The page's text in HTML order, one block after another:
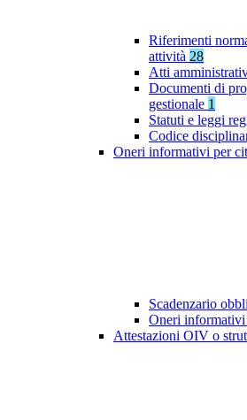
Riferimenti
attività 28
Atti
Documenti di
gestionale 1
Statuti e leggi
Codice
Oneri informativi per
Scadenzario
Oneri informativi
Attestazioni OIV o